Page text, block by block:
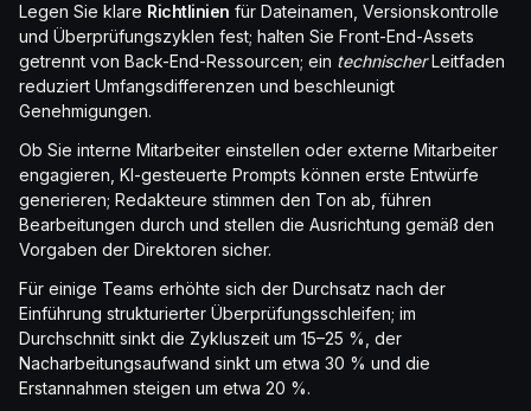
Legen Sie klare Richtlinien für Dateinamen, Versionskontrolle
und Überprüfungszyklen fest; halten Sie Front-End-Assets
getrennt von Back-End-Ressourcen; ein technischerLeitfaden
reduziert Umfangsdifferenzen und beschleunigt
Genehmigungen.
Ob Sie interne Mitarbeiter einstellen oder externe Mitarbeiter
engagieren, KI-gesteuerte Prompts können erste Entwürfe
generieren; Redakteure stimmen den Ton ab, führen
Bearbeitungen durch und stellen die Ausrichtung gemäß den
Vorgaben der Direktoren sicher.
Für einige Teams erhöhte sich der Durchsatz nach der
Einführung strukturierter Überprüfungsschleifen; im
Durchschnitt sinkt die Zykluszeit um 15–25 %, der
Nacharbeitungsaufwand sinkt um etwa 30 % und die
Erstannahmen steigen um etwa 20 %.